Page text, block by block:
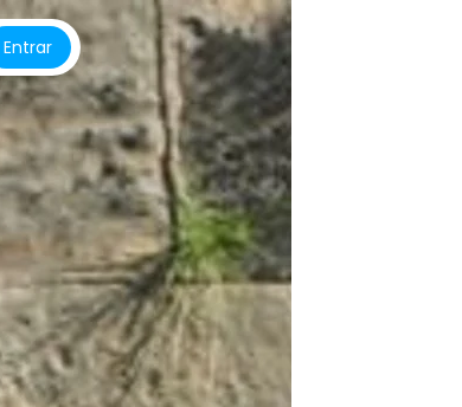
Entrar